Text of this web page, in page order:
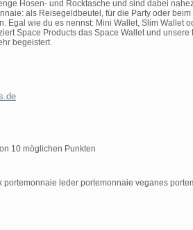
Hosen- und Rocktasche und sind dabei
als Reisegeldbeutel, für die Party oder beim
Egal wie du es nennst: Mini Wallet, Slim Wallet
Space Products das Space Wallet und unsere
begeistert.
10 möglichen Punkten
portemonnaie leder portemonnaie veganes